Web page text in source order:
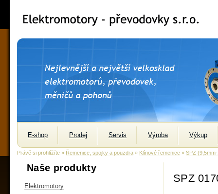
E-shop Prodej Servis Výroba Výkup
Právě si prohlížíte » Řemenice, spojky a pouzdra » Klínové řemenice » SPZ
Naše produkty
Elektromotory
SPZ